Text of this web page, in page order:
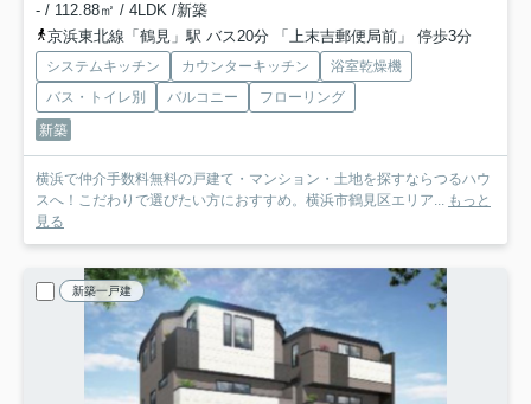
- / 112.88㎡ / 4LDK /新築
京浜東北線「鶴見」駅 バス20分 「上末吉郵便局前」 停歩3分
システムキッチン カウンターキッチン
浴室乾燥機
バス・トイレ別
バルコニー
フローリング
新築
横浜で仲介手数料無料の戸建て・マンション・土地を探すならつるハウ
スへ！こだわりで選びたい方におすすめ。横浜市鶴見区エリア... もっと
見る
新築一戸建